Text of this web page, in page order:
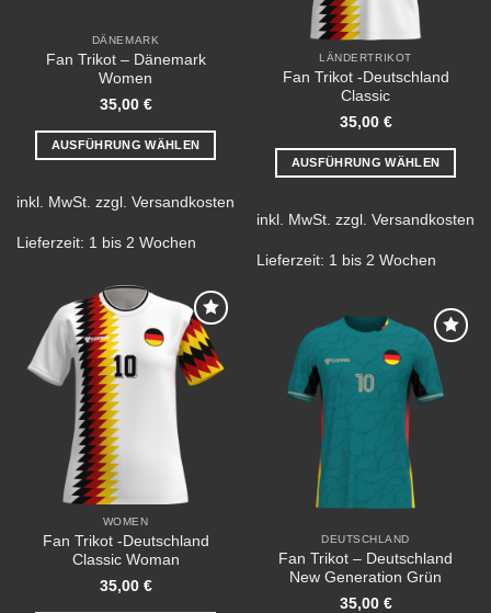
DÄNEMARK
Fan Trikot – Dänemark
Women
35,00 €
AUSFÜHRUNG WÄHLEN
Produkt
mehrere
auf.
Die
Optionen
können
auf
Produktseite
inkl. MwSt. zzgl. Versandkosten
Lieferzeit: 1 bis 2 Wochen
LÄNDERTRIKOT
Fan Trikot -Deutschland
Classic
35,00 €
AUSFÜHRUNG WÄHLEN
Produkt
mehrere
Die
Optionen
können
auf
Produktseite
gewählt
werden
inkl. MwSt. zzgl. Versandkosten
Lieferzeit: 1 bis 2 Wochen
Add to
wishlist
WOMEN
Fan Trikot -Deutschland
Classic Woman
35,00 €
Add to
wishlist
DEUTSCHLAND
Fan Trikot – Deutschland
New Generation Grün
35,00 €